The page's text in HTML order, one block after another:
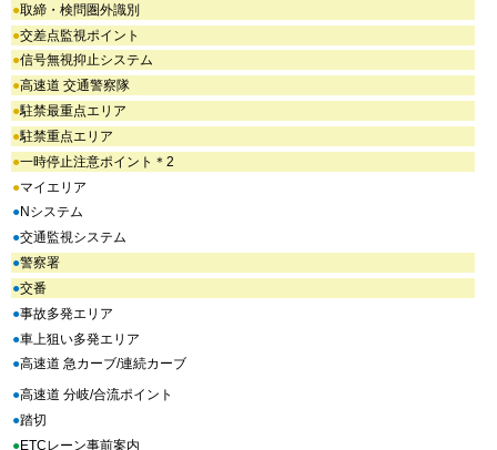
●取締・検問圏外識別
●交差点監視ポイント
●信号無視抑止システム
●高速道 交通警察隊
●駐禁最重点エリア
●駐禁重点エリア
●一時停止注意ポイント＊2
●マイエリア
●Nシステム
●交通監視システム
●警察署
●交番
●事故多発エリア
●車上狙い多発エリア
●高速道 急カーブ/連続カーブ
●高速道 分岐/合流ポイント
●踏切
●ETCレーン事前案内